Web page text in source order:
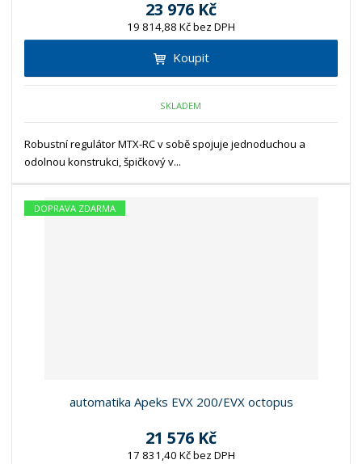
23 976 Kč
19 814,88 Kč bez DPH
Koupit
SKLADEM
Robustní regulátor MTX-RC v sobě spojuje jednoduchou a
odolnou konstrukci, špičkový v...
DOPRAVA ZDARMA
automatika Apeks EVX 200/EVX octopus
21 576 Kč
17 831,40 Kč bez DPH